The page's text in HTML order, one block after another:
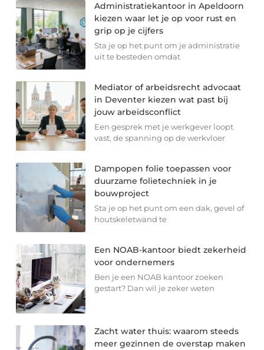
Administratiekantoor in Apeldoorn
kiezen waar let je op voor rust en
grip op je cijfers
Sta je op het punt om je administratie
uit te besteden omdat
Mediator of arbeidsrecht advocaat
in Deventer kiezen wat past bij
jouw arbeidsconflict
Een gesprek met je werkgever loopt
vast, de spanning op de werkvloer
Dampopen folie toepassen voor
duurzame folietechniek in je
bouwproject
Sta je op het punt om een dak, gevel of
houtskeletwand te
Een NOAB-kantoor biedt zekerheid
voor ondernemers
Ben je een NOAB kantoor zoeken
gestart? Dan wil je zeker weten
Zacht water thuis: waarom steeds
meer gezinnen de overstap maken